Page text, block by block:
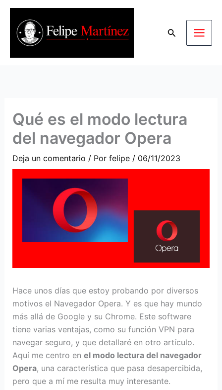
contenido
Buscar
Qué es el modo lectura
del navegador Opera
Deja un comentario / Por felipe / 06/11/2023
Hace unos días que estoy probando por diversos
motivos el Navegador Opera. Y es que hay mundo
más allá de Google y su Chrome. Este software
tiene varias ventajas, como su función VPN para
navegar seguro, y que detallaré en otro artículo.
Aquí me centro en el modo lectura del navegador
Opera, una característica que pasa desapercibida,
pero que a mí me resulta muy interesante.